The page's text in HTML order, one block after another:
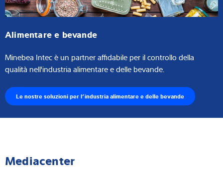
Alimentare e bevande
Minebea Intec è un partner affidabile per il controllo della
qualità nell'industria alimentare e delle bevande.
Le nostre soluzioni per l’industria alimentare e delle bevande
Mediacenter